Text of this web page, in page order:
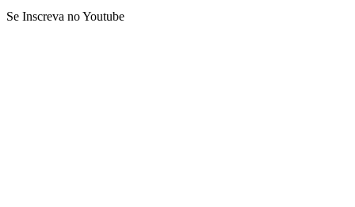
Se Inscreva no Youtube